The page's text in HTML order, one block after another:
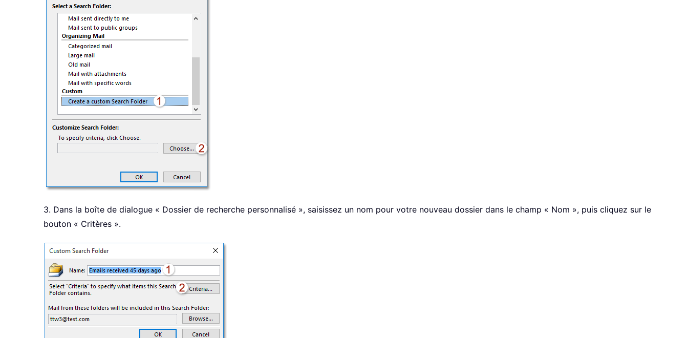
3. Dans la boîte de dialogue « Dossier de recherche personnalisé », saisissez un nom pour votre nouveau dossier dans le champ « Nom », puis cliquez sur le
bouton « Critères ».